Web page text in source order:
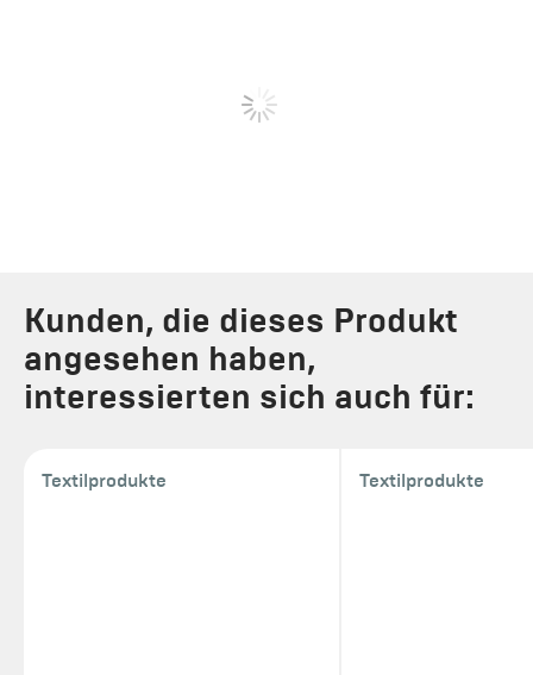
Kunden, die dieses Produkt
angesehen haben,
interessierten sich auch für:
Textilprodukte Textilprodukte